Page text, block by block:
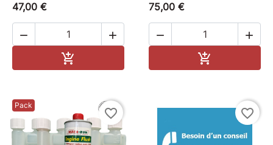
47,00 €
 

75,00 €
 

Pack
favorite_border favorite_border